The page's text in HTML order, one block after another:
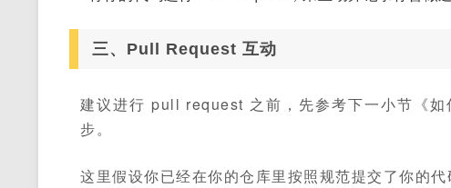
三、Pull Request 互动
建议进行 pull request 之前，先参考下一小节《
步。
这里假设你已经在你的仓库里按照规范提交了你的代